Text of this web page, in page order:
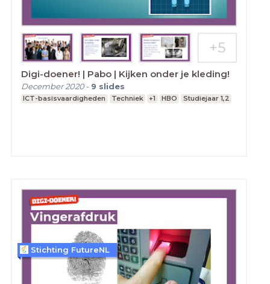
Digi-doener! | Pabo | Kijken onder je kleding!
December 2020- 9 slides
ICT-basisvaardigheden Techniek +1 HBO Studiejaar 1,2
Stichting FutureNL